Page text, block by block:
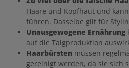
Haare und Kopfhaut und
führen. Dasselbe gilt für
Unausgewogene Ernährung
auf die Talgproduktion
Haarbürsten müssen
gereinigt werden, da sie sich